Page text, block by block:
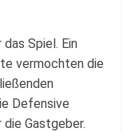
Spiel. Ein
vermochten die
Defensive
Gastgeber.